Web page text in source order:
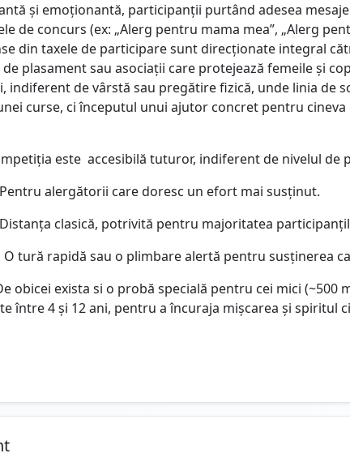
și emoționantă, participanții purtând adesea mesaje
de concurs (ex: „Alerg pentru mama mea”, „Alerg
din taxele de participare sunt direcționate integral
plasament sau asociații care protejează femeile și
indiferent de vârstă sau pregătire fizică, unde linia de
curse, ci începutul unui ajutor concret pentru cineva
este accesibilă tuturor, indiferent de nivelul de
Pentru alergătorii care doresc un efort mai susținut.
Distanța clasică, potrivită pentru majoritatea
O tură rapidă sau o plimbare alertă pentru susținerea
obicei exista si o probă specială pentru cei mici (~500
între 4 și 12 ani, pentru a încuraja mișcarea și spiritul